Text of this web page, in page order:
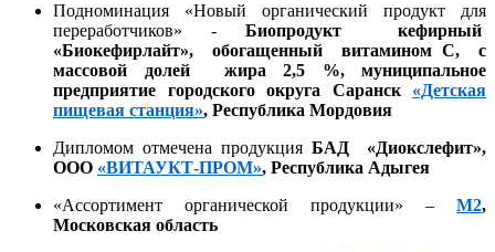
Подноминация «Новый органический продукт для
переработчиков» - Биопродукт кефирный
«Биокефирлайт», обогащенный витамином С, с
массовой долей жира 2,5 %, муниципальное
предприятие городского округа Саранск «Детская
пищевая станция», Республика Мордовия
Дипломом отмечена продукция БАД «Диокслефит»,
ООО «ВИТАУКТ-ПРОМ», Республика Адыгея
«Ассортимент органической продукции» –
М2,
Московская область